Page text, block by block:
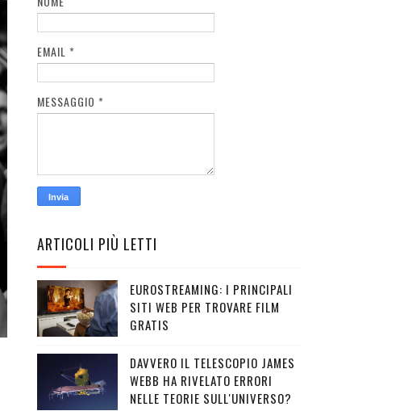
EMAIL *
MESSAGGIO *
ARTICOLI PIÙ LETTI
EUROSTREAMING: I PRINCIPALI
SITI WEB PER TROVARE FILM
GRATIS
DAVVERO IL TELESCOPIO JAMES
WEBB HA RIVELATO ERRORI
NELLE TEORIE SULL'UNIVERSO?